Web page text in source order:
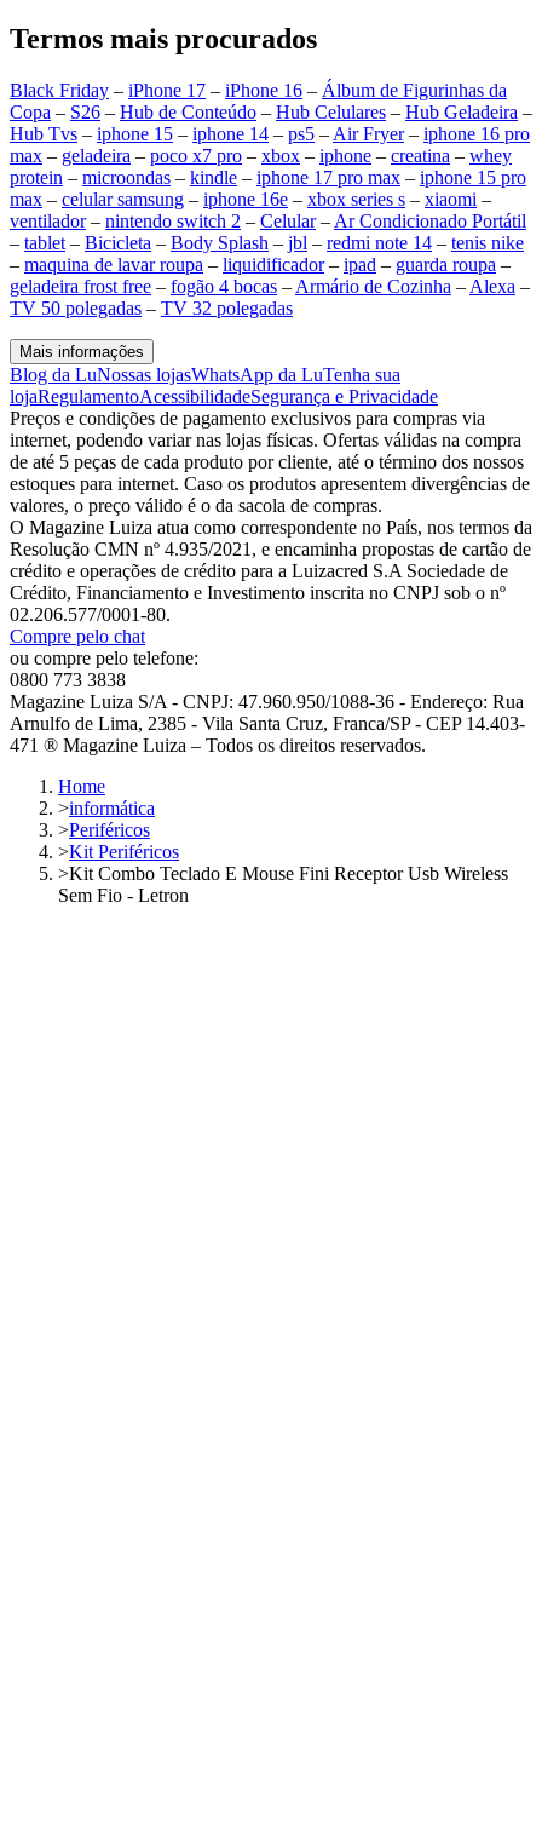
Termos mais procurados
Black Friday – iPhone 17 – iPhone 16 – Álbum de Figurinhas da
Copa – S26 – Hub de Conteúdo – Hub Celulares – Hub Geladeira –
Hub Tvs – iphone 15 – iphone 14 – ps5 – Air Fryer– iphone 16 pro
max – geladeira – poco x7 pro – xbox – iphone – creatina – whey
protein – microondas – kindle – iphone 17 pro max – iphone 15 pro
max – celular samsung – iphone 16e – xbox series s – xiaomi –
ventilador– nintendo switch 2 – Celular– Ar Condicionado Portátil
– tablet – Bicicleta – Body Splash – jbl – redmi note 14 – tenis nike
– maquina de lavar roupa – liquidificador– ipad – guarda roupa –
geladeira frost free – fogão 4 bocas – Armário de Cozinha – Alexa –
TV 50 polegadas – TV 32 polegadas
Mais informações
Blog da LuNossas lojasWhatsApp da LuTenha sua
lojaRegulamentoAcessibilidadeSegurança e Privacidade
Preços e condições de pagamento exclusivos para compras via
internet, podendo variar nas lojas físicas. Ofertas válidas na compra
de até 5 peças de cada produto por cliente, até o término dos nossos
estoques para internet. Caso os produtos apresentem divergências de
valores, o preço válido é o da sacola de compras.
O Magazine Luiza atua como correspondente no País, nos termos da
Resolução CMN nº 4.935/2021, e encaminha propostas de cartão de
crédito e operações de crédito para a Luizacred S.A Sociedade de
Crédito, Financiamento e Investimento inscrita no CNPJ sob o nº
02.206.577/0001-80.
Compre pelo chat
ou compre pelo telefone:
0800 773 3838
Magazine Luiza S/A - CNPJ: 47.960.950/1088-36 - Endereço: Rua
Arnulfo de Lima, 2385 - Vila Santa Cruz, Franca/SP - CEP 14.403-
471 ® Magazine Luiza – Todos os direitos reservados.
Home
>informática
>Periféricos
>Kit Periféricos
>Kit Combo Teclado E Mouse Fini Receptor Usb Wireless
Sem Fio - Letron